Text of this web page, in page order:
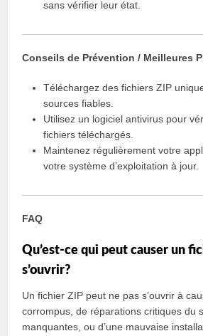
sans vérifier leur état.
Conseils de Prévention / Meilleures
Téléchargez des fichiers ZIP
sources fiables.
Utilisez un logiciel antivirus pour
fichiers téléchargés.
Maintenez régulièrement votre
votre système d’exploitation à jour.
FAQ
Qu’est-ce qui peut causer un
s’ouvrir?
Un fichier ZIP peut ne pas s’ouvrir à
corrompus, de réparations critiques du
manquantes, ou d’une mauvaise